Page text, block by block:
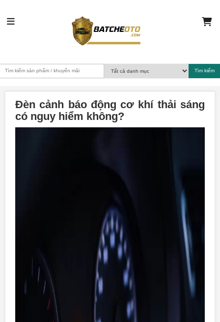
Đèn cảnh báo động cơ khí thải sáng
có nguy hiểm không?